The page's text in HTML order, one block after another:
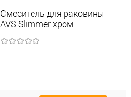
Смеситель для раковины
AVS Slimmer хром